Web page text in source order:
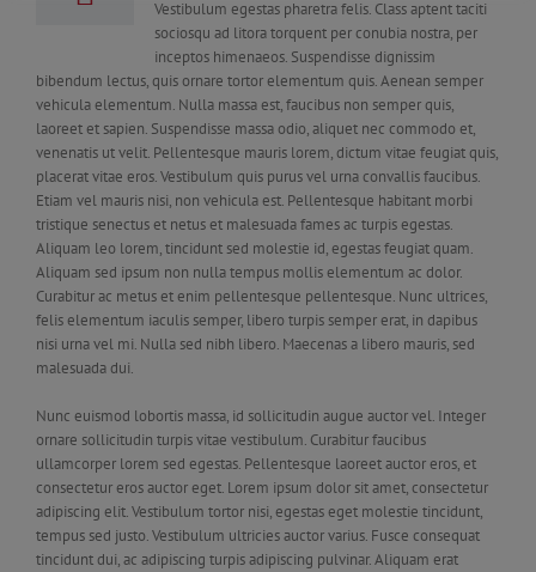
Vestibulum egestas pharetra felis. Class aptent taciti
sociosqu ad litora torquent per conubia nostra, per
inceptos himenaeos. Suspendisse dignissim
bibendum lectus, quis ornare tortor elementum quis. Aenean semper
vehicula elementum. Nulla massa est, faucibus non semper quis,
laoreet et sapien. Suspendisse massa odio, aliquet nec commodo et,
venenatis ut velit. Pellentesque mauris lorem, dictum vitae feugiat quis,
placerat vitae eros. Vestibulum quis purus vel urna convallis faucibus.
Etiam vel mauris nisi, non vehicula est. Pellentesque habitant morbi
tristique senectus et netus et malesuada fames ac turpis egestas.
Aliquam leo lorem, tincidunt sed molestie id, egestas feugiat quam.
Aliquam sed ipsum non nulla tempus mollis elementum ac dolor.
Curabitur ac metus et enim pellentesque pellentesque. Nunc ultrices,
felis elementum iaculis semper, libero turpis semper erat, in dapibus
nisi urna vel mi. Nulla sed nibh libero. Maecenas a libero mauris, sed
malesuada dui.
Nunc euismod lobortis massa, id sollicitudin augue auctor vel. Integer
ornare sollicitudin turpis vitae vestibulum. Curabitur faucibus
ullamcorper lorem sed egestas. Pellentesque laoreet auctor eros, et
consectetur eros auctor eget. Lorem ipsum dolor sit amet, consectetur
adipiscing elit. Vestibulum tortor nisi, egestas eget molestie tincidunt,
tempus sed justo. Vestibulum ultricies auctor varius. Fusce consequat
tincidunt dui, ac adipiscing turpis adipiscing pulvinar. Aliquam erat